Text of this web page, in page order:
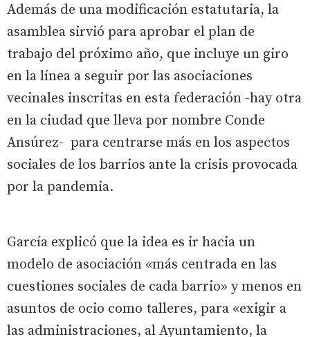
Además de una modificación estatutaria, la
asamblea sirvió para aprobar el plan de
trabajo del próximo año, que incluye un giro
en la línea a seguir por las asociaciones
vecinales inscritas en esta federación -hay otra
en la ciudad que lleva por nombre Conde
Ansúrez- para centrarse más en los aspectos
sociales de los barrios ante la crisis provocada
por la pandemia.
García explicó que la idea es ir hacia un
modelo de asociación «más centrada en las
cuestiones sociales de cada barrio» y menos en
asuntos de ocio como talleres, para «exigir a
las administraciones, al Ayuntamiento, la